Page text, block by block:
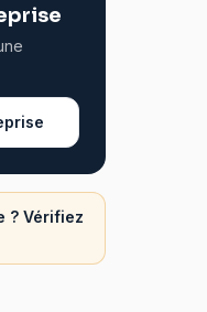
? Vérifiez